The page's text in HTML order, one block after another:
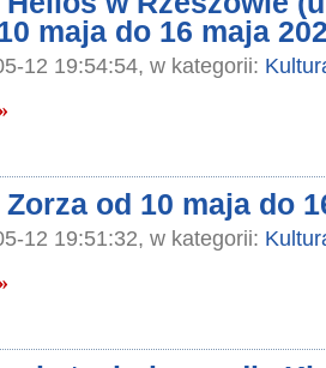
maja do 16 maja
12 19:54:54, w kategorii:
od 10 maja do
12 19:51:32, w kategorii: